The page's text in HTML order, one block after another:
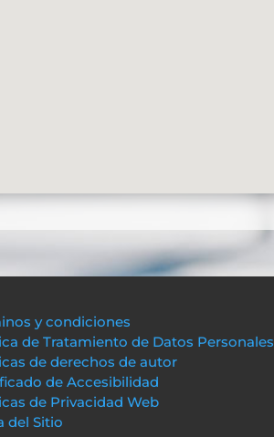
y condiciones
de Tratamiento de Datos Personales
de derechos de autor
de Accesibilidad
de Privacidad Web
del Sitio